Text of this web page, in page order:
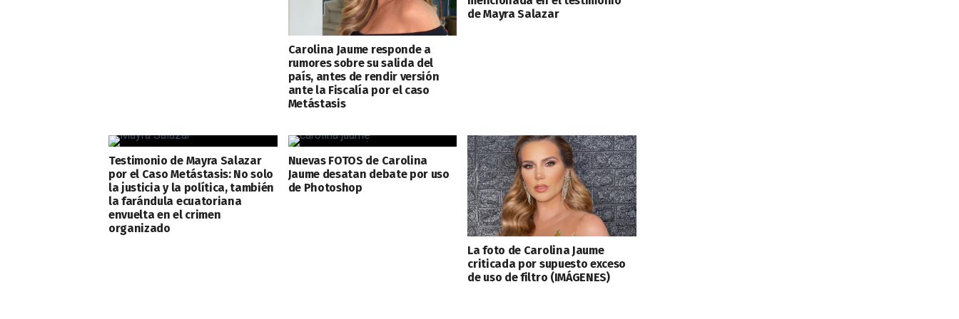
Carolina Jaume responde a
rumores sobre su salida del
país, antes de rendir versión
ante la Fiscalía por el caso
Metástasis
de Mayra Salazar
Testimonio de Mayra Salazar
por el Caso Metástasis: No solo
la justicia y la política, también
la farándula ecuatoriana
envuelta en el crimen
organizado
Nuevas FOTOS de Carolina
Jaume desatan debate por uso
de Photoshop
La foto de Carolina Jaume
criticada por supuesto exceso
de uso de filtro (IMÁGENES)